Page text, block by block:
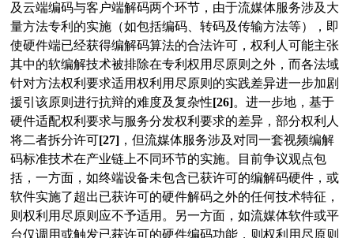
及云端编码与客户端解码两个环节，由于流媒体服务涉及大
量方法专利的实施（如包括编码、转码及传输方法等），即
使硬件端已经获得编解码算法的合法许可，权利人可能主张
其中的软编解技术被排除在专利权用尽原则之外，而各法域
针对方法权利要求适用权利用尽原则的实践差异进一步加剧
援引该原则进行抗辩的难度及复杂性[26]。进一步地，基于
硬件适配权利要求与服务分发权利要求的差异，部分权利人
将二者拆分许可[27] ，但流媒体服务涉及对同一套视频编解
码标准技术在产业链上不同环节的实施。目前争议观点包
括，一方面，如终端设备未包含已获许可的编解码硬件，或
软件实施了超出已获许可的硬件解码之外的任何技术特征，
则权利用尽原则应不予适用。另一方面，如流媒体软件或平
台仅调用或触发已获许可的硬件编码功能，则权利用尽原则